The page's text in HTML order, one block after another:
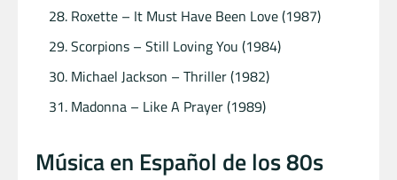
Roxette – It Must Have Been Love (1987)
Scorpions – Still Loving You (1984)
Michael Jackson – Thriller (1982)
Madonna – Like A Prayer (1989)
Música en Español de los 80s